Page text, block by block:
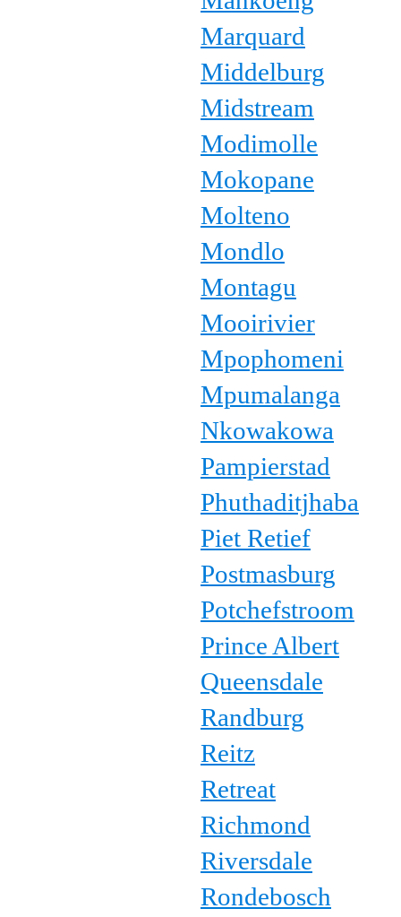
Marquard
Middelburg
Midstream
Modimolle
Mokopane
Molteno
Mondlo
Montagu
Mooirivier
Mpophomeni
Mpumalanga
Nkowakowa
Pampierstad
Phuthaditjhaba
Piet Retief
Postmasburg
Potchefstroom
Prince Albert
Queensdale
Randburg
Reitz
Retreat
Richmond
Riversdale
Rondebosch